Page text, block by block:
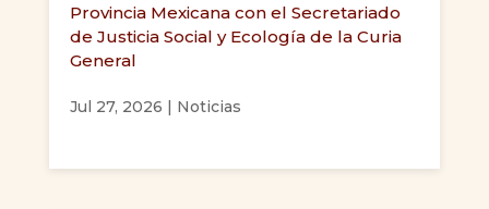
Provincia Mexicana con el Secretariado
de Justicia Social y Ecología de la Curia
General
Jul 27, 2026 | Noticias